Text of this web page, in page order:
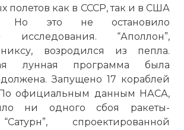
полетов как в СССР, так и в США
Но это не остановило
исследования. “Аполлон”,
возродился из пепла.
лунная программа была
Запущено 17 кораблей
официальным данным НАСА,
ни одного сбоя ракеты-
спроектированной